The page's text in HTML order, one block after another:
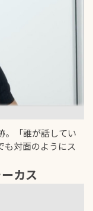
。「誰が話してい
も対面のようにス
カス